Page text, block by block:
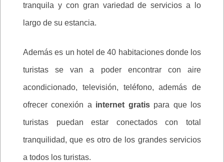
tranquila y con gran variedad de servicios a lo
largo de su estancia.
Además es un hotel de 40 habitaciones donde los
turistas se van a poder encontrar con aire
acondicionado, televisión, teléfono, además de
ofrecer conexión a internet gratis para que los
turistas puedan estar conectados con total
tranquilidad, que es otro de los grandes servicios
a todos los turistas.